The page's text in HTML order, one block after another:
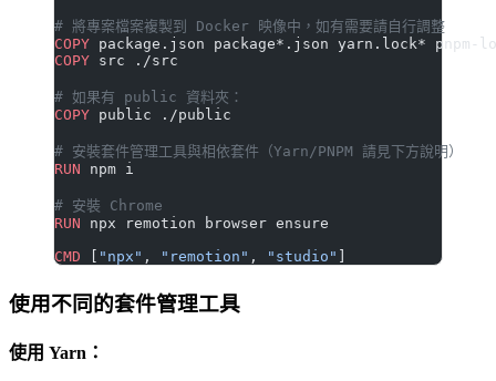
# 將專案檔案複製到 Docker 映像中，如有需要請自行調整
COPY package.json package*.json yarn.lock*
COPY src ./src
# 如果有 public 資料夾：
COPY public ./public
# 安裝套件管理工具與相依套件（Yarn/PNPM 請見下方說明）
RUN npm i
# 安裝 Chrome
RUN npx remotion browser ensure
CMD
"npx" , "remotion" , "studio"
使用不同的套件管理工具
使用 Yarn：